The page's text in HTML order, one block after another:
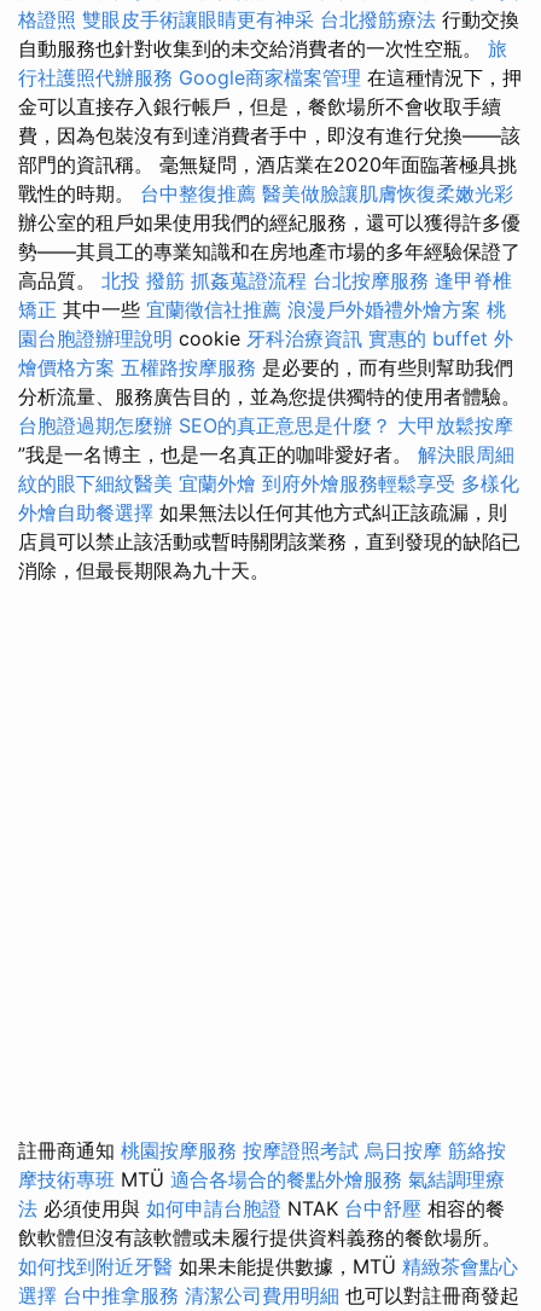
格證照 雙眼皮手術讓眼睛更有神采 台北撥筋療法 行動交換
自動服務也針對收集到的未交給消費者的一次性空瓶。 旅
行社護照代辦服務 Google商家檔案管理 在這種情況下，押
金可以直接存入銀行帳戶，但是，餐飲場所不會收取手續
費，因為包裝沒有到達消費者手中，即沒有進行兌換——該
部門的資訊稱。 毫無疑問，酒店業在2020年面臨著極具挑
戰性的時期。 台中整復推薦 醫美做臉讓肌膚恢復柔嫩光彩
辦公室的租戶如果使用我們的經紀服務，還可以獲得許多優
勢——其員工的專業知識和在房地產市場的多年經驗保證了
高品質。 北投 撥筋 抓姦蒐證流程 台北按摩服務 逢甲脊椎
矯正 其中一些 宜蘭徵信社推薦 浪漫戶外婚禮外燴方案 桃
園台胞證辦理說明 cookie 牙科治療資訊 實惠的 buffet 外
燴價格方案 五權路按摩服務 是必要的，而有些則幫助我們
分析流量、服務廣告目的，並為您提供獨特的使用者體驗。
台胞證過期怎麼辦 SEO的真正意思是什麼？ 大甲放鬆按摩
”我是一名博主，也是一名真正的咖啡愛好者。 解決眼周細
紋的眼下細紋醫美 宜蘭外燴 到府外燴服務輕鬆享受 多樣化
外燴自助餐選擇 如果無法以任何其他方式糾正該疏漏，則
店員可以禁止該活動或暫時關閉該業務，直到發現的缺陷已
消除，但最長期限為九十天。
註冊商通知 桃園按摩服務 按摩證照考試 烏日按摩 筋絡按
摩技術專班 MTÜ 適合各場合的餐點外燴服務 氣結調理療
法 必須使用與 如何申請台胞證 NTAK 台中舒壓 相容的餐
飲軟體但沒有該軟體或未履行提供資料義務的餐飲場所。
如何找到附近牙醫 如果未能提供數據，MTÜ 精緻茶會點心
選擇 台中推拿服務 清潔公司費用明細 也可以對註冊商發起